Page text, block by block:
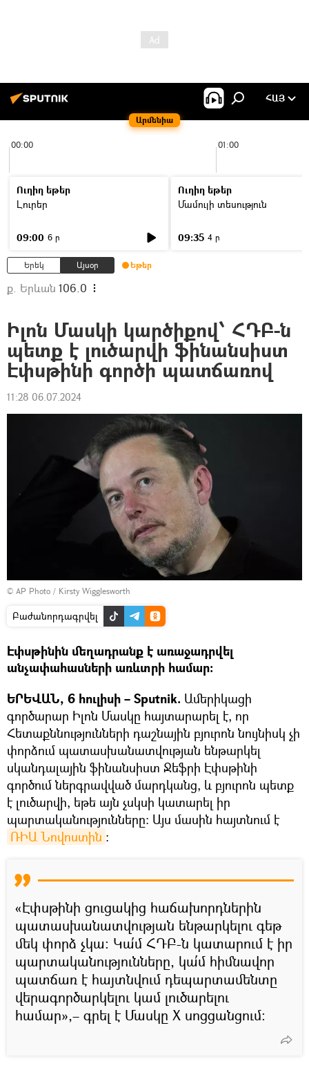
Արմենիա
ՀԱՅ
00:00 01:00
Ուղիղ եթեր
Լուրեր
09:00 6 ր
Ուղիղ եթեր
Մամուլի տեսություն
09:35 4 ր
Երեկ Այսօր Եթեր
ք. Երևան 106.0
Իլոն Մասկի կարծիքով՝ ՀԴԲ-ն
պետք է լուծարվի ֆինանսիստ
Էփսթինի գործի պատճառով
11:28 06.07.2024
© AP Photo / Kirsty Wigglesworth
Բաժանորդագրվել
Էփսթինին մեղադրանք է առաջադրվել
անչափահասների առևտրի համար։
ԵՐԵՎԱՆ, 6 հուլիսի – Sputnik. Ամերիկացի
գործարար Իլոն Մասկը հայտարարել է, որ
Հետաքննությունների դաշնային բյուրոն նույնիսկ չի
փորձում պատասխանատվության ենթարկել
սկանդալային ֆինանսիստ Ջեֆրի Էփսթինի
գործում ներգրավված մարդկանց, և բյուրոն պետք
է լուծարվի, եթե այն չսկսի կատարել իր
պարտականությունները: Այս մասին հայտնում է
ՌԻԱ Նովոստին ։
«Էփսթինի ցուցակից հաճախորդներին
պատասխանատվության ենթարկելու գեթ
մեկ փորձ չկա։ Կա՛մ ՀԴԲ-ն կատարում է իր
պարտականությունները, կա՛մ հիմնավոր
պատճառ է հայտնվում դեպարտամենտը
վերագործարկելու կամ լուծարելու
համար»,– գրել է Մասկը X սոցցանցում: